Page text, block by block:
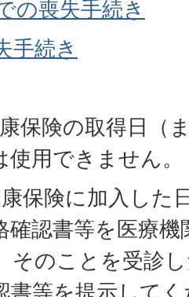
の喪失手続き
手続き
保険の取得日（
用できません。
保険に加入した
確認書等を医療
そのことを受診